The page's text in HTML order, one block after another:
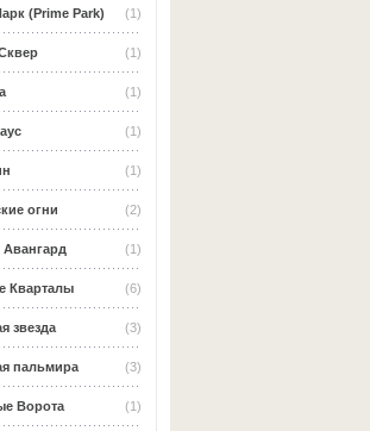
(1)
(Prime Park)
(1)
(1)
(1)
(1)
(2)
огни
(1)
(6)
Кварталы
(3)
звезда
(3)
пальмира
(1)
Ворота